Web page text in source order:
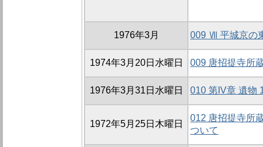
1976年3月 009 Ⅶ 平城京の
1974年3月20日水曜日 009 唐招提寺所
1976年3月31日水曜日 010 第IV章 遺物
1972年5月25日木曜日
012 唐招提寺所
ついて